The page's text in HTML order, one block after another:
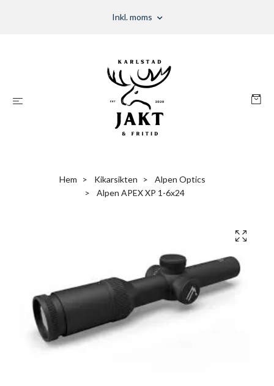
Inkl. moms
Hem Kikarsikten
Alpen Optics
Alpen APEX XP 1-6x24